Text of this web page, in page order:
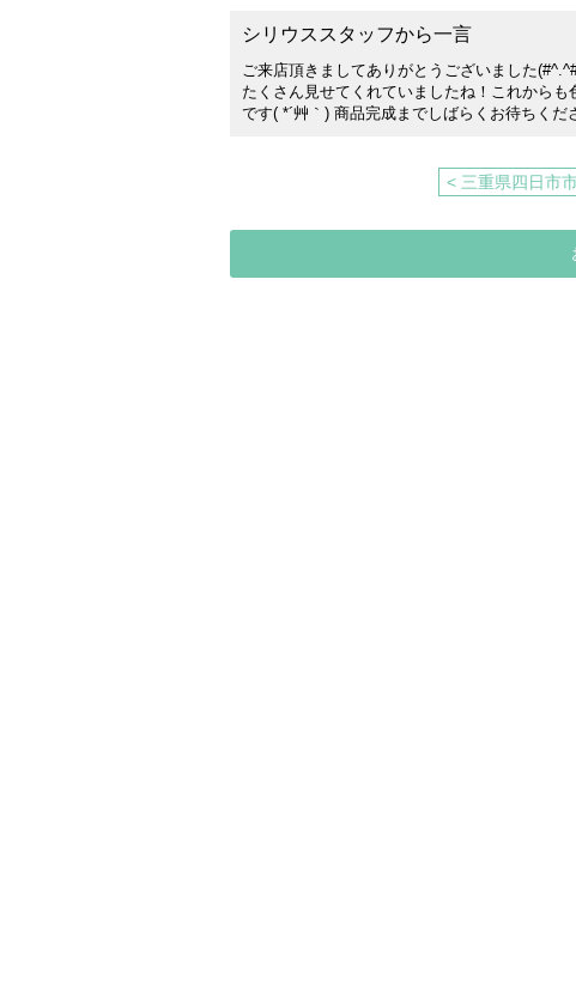
シリウススタッフから一言
ご来店頂きましてありがとうございました
たくさん見せてくれていましたね！これから
です( *´艸｀) 商品完成までしばらくお待ちくだ
< 三重県四日市